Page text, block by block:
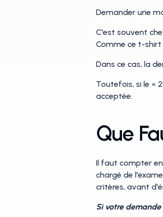
Demander une
C'est souvent
Comme ce t-shirt
Dans ce cas, la
Toutefois, si le «
acceptée.
Que
Il faut compter
chargé de
critères, avant
Si votre